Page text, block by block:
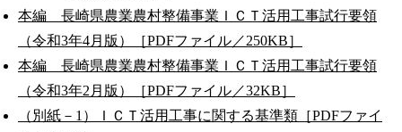
本編 長崎県農業農村整備事業ＩＣＴ活用工事試行要領
（令和3年4月版）［PDFファイル／250KB］
本編 長崎県農業農村整備事業ＩＣＴ活用工事試行要領
（令和3年2月版）［PDFファイル／32KB］
（別紙－1）ＩＣＴ活用工事に関する基準類［PDFファイ